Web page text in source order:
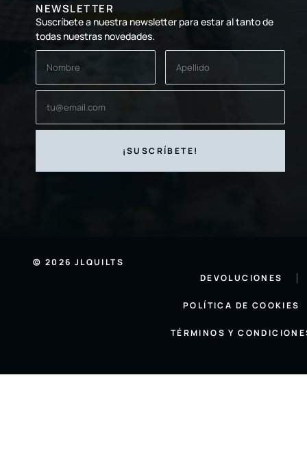
NEWSLETTER
Suscríbete a nuestra newsletter para estar al tanto de
todas nuestras novedades.
© 2026 JLQUILTS
DEVOLUCIONES
POLÍTICA DE COOKIES
TÉRMINOS Y